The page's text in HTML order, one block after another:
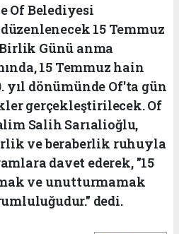
Of Belediyesi
15 Temmuz
Günü anma
15 Temmuz hain
yıl dönümünde Of'ta gün
gerçekleştirilecek. Of
Salih Sarıalioğlu,
ve beraberlik ruhuyla
davet ederek, "15
ve unutturmamak
dedi.